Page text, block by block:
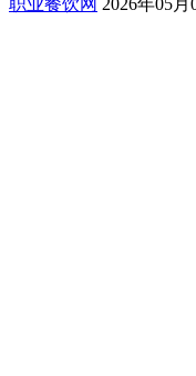
职业餐饮网 2026年05月